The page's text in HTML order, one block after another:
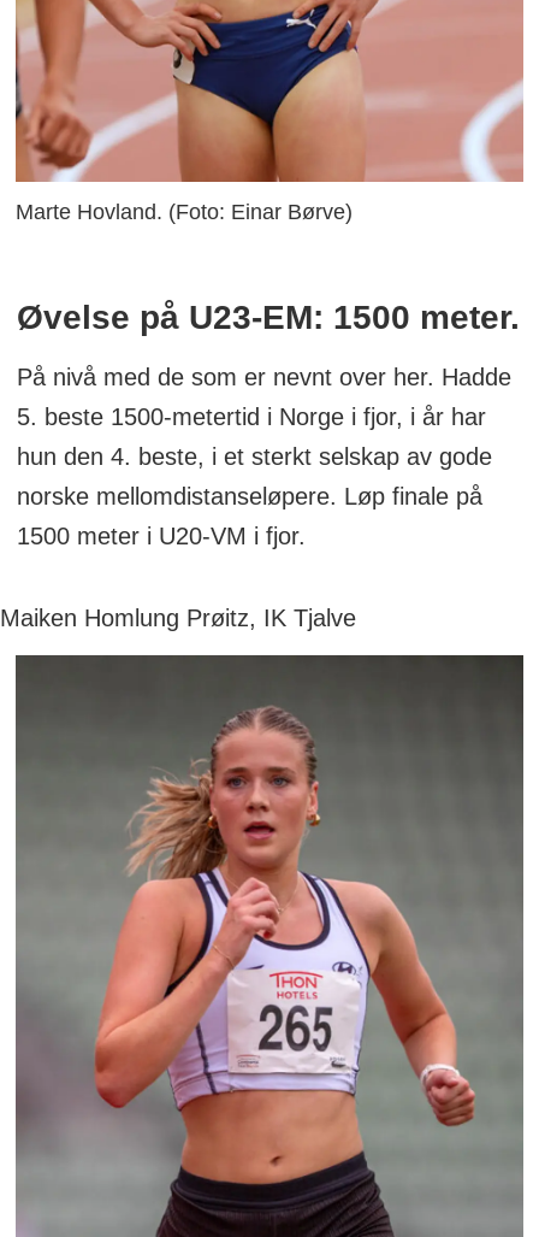
Marte Hovland. (Foto: Einar Børve)
Øvelse på U23-EM: 1500 meter.
På nivå med de som er nevnt over her. Hadde
5. beste 1500-metertid i Norge i fjor, i år har
hun den 4. beste, i et sterkt selskap av gode
norske mellomdistanseløpere. Løp finale på
1500 meter i U20-VM i fjor.
Maiken Homlung Prøitz, IK Tjalve